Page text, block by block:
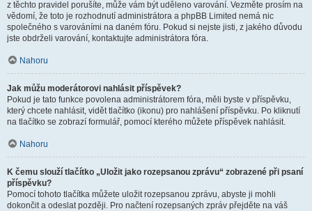
z těchto pravidel porušíte, může vám být uděleno varování. Vezměte prosím na
vědomí, že toto je rozhodnutí administrátora a phpBB Limited nemá nic
společného s varováními na daném fóru. Pokud si nejste jisti, z jakého důvodu
jste obdrželi varování, kontaktujte administrátora fóra.
Nahoru
Jak můžu moderátorovi nahlásit příspěvek?
Pokud je tato funkce povolena administrátorem fóra, měli byste v příspěvku,
který chcete nahlásit, vidět tlačítko (ikonu) pro nahlášení příspěvku. Po kliknutí
na tlačítko se zobrazí formulář, pomocí kterého můžete příspěvek nahlásit.
Nahoru
K čemu slouží tlačítko „Uložit jako rozepsanou zprávu“ zobrazené při psaní
příspěvku?
Pomocí tohoto tlačítka můžete uložit rozepsanou zprávu, abyste ji mohli
dokončit a odeslat později. Pro načtení rozepsaných zpráv přejděte na váš